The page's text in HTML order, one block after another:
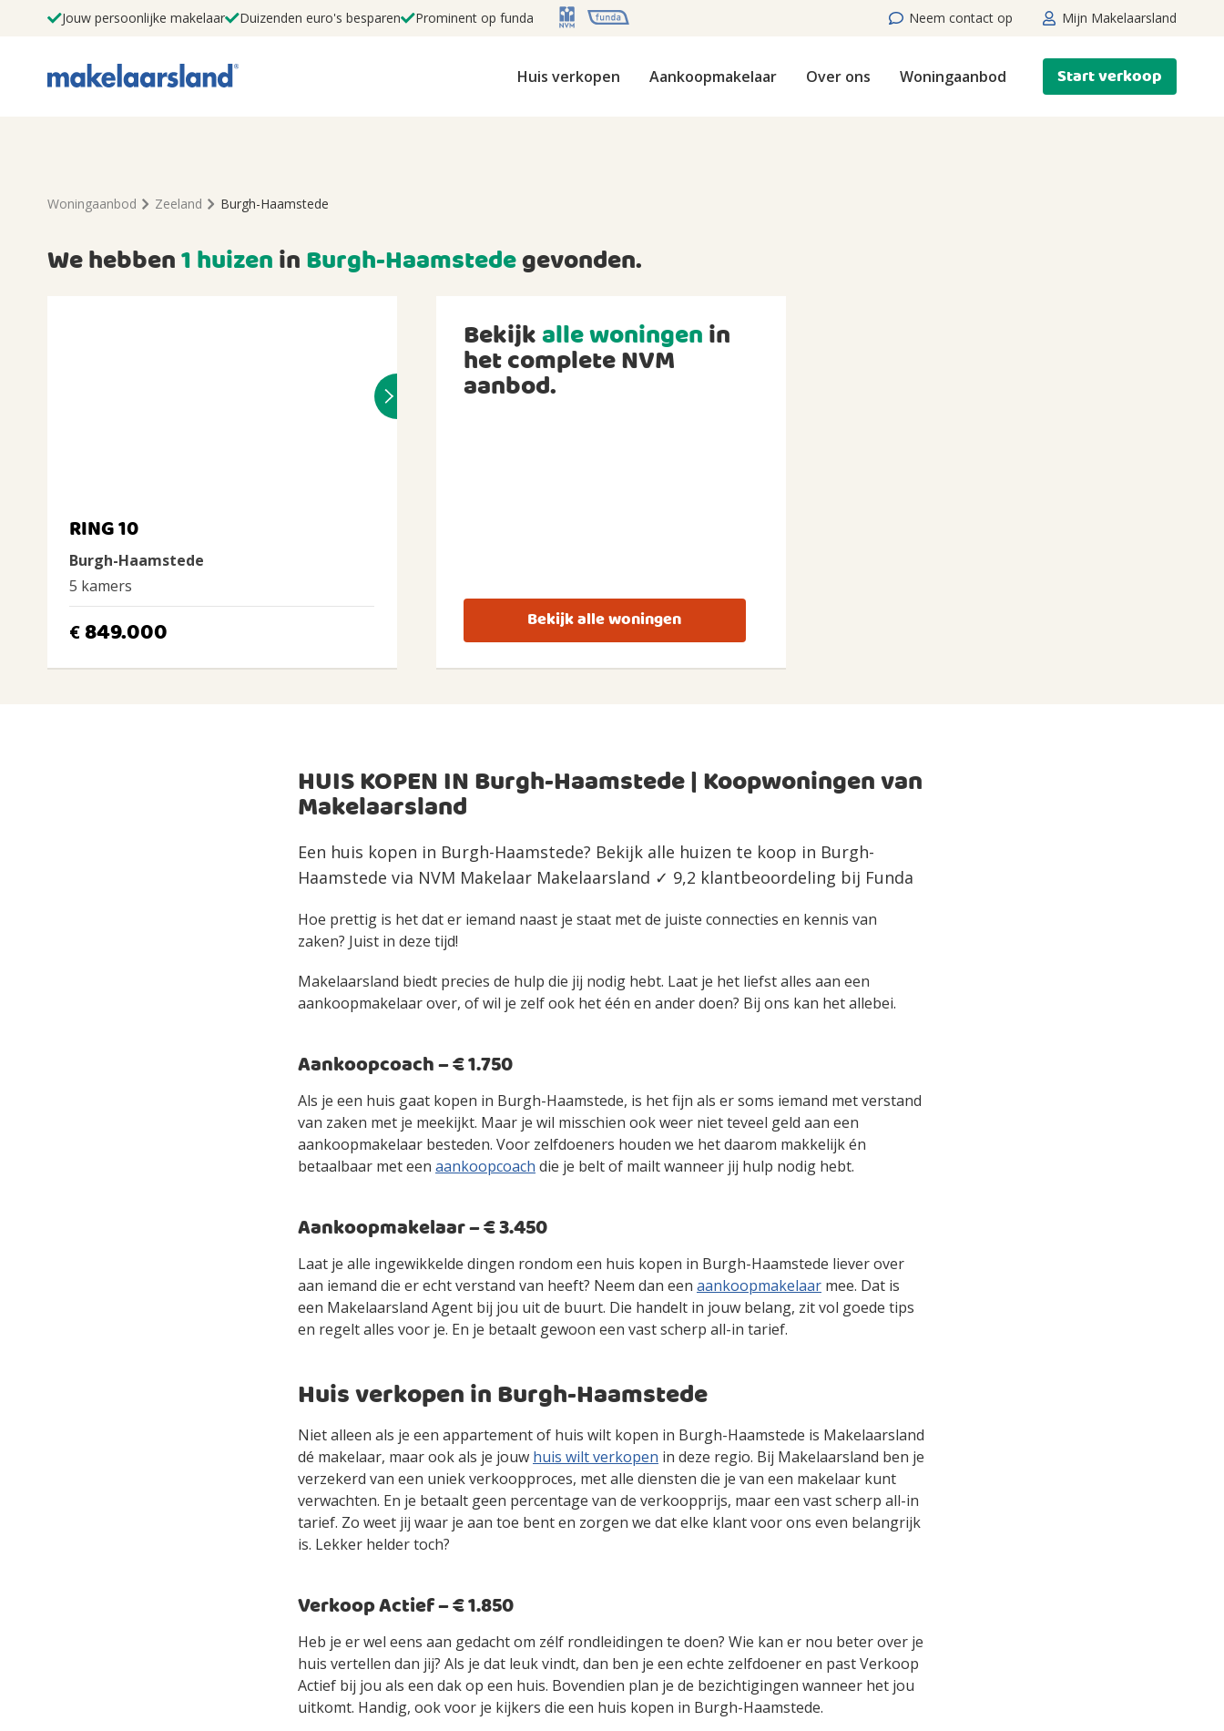
Jouw persoonlijke makelaar Duizenden euro's besparen Prominent op funda Neem contact op Mijn Makelaarsland
Huis verkopen Aankoopmakelaar Over ons Woningaanbod Start verkoop
Woningaanbod Zeeland Burgh-Haamstede
We hebben1 huizeninBurgh-Haamstedegevonden.
RING 10
Burgh-Haamstede
5 kamers
€ 849.000
Bekijkalle woningenin
het complete NVM
aanbod.
Bekijk alle woningen
HUIS KOPEN IN Burgh-Haamstede | Koopwoningen van
Makelaarsland
Een huis kopen in Burgh-Haamstede? Bekijk alle huizen te koop in Burgh-
Haamstede via NVM Makelaar Makelaarsland ✓ 9,2 klantbeoordeling bij Funda
Hoe prettig is het dat er iemand naast je staat met de juiste connecties en kennis van
zaken? Juist in deze tijd!
Makelaarsland biedt precies de hulp die jij nodig hebt. Laat je het liefst alles aan een
aankoopmakelaar over, of wil je zelf ook het één en ander doen? Bij ons kan het allebei.
Aankoopcoach – € 1.750
Als je een huis gaat kopen in Burgh-Haamstede, is het fijn als er soms iemand met verstand
van zaken met je meekijkt. Maar je wil misschien ook weer niet teveel geld aan een
aankoopmakelaar besteden. Voor zelfdoeners houden we het daarom makkelijk én
betaalbaar met een aankoopcoach die je belt of mailt wanneer jij hulp nodig hebt.
Aankoopmakelaar – € 3.450
Laat je alle ingewikkelde dingen rondom een huis kopen in Burgh-Haamstede liever over
aan iemand die er echt verstand van heeft? Neem dan een aankoopmakelaar mee. Dat is
een Makelaarsland Agent bij jou uit de buurt. Die handelt in jouw belang, zit vol goede tips
en regelt alles voor je. En je betaalt gewoon een vast scherp all-in tarief.
Huis verkopen in Burgh-Haamstede
Niet alleen als je een appartement of huis wilt kopen in Burgh-Haamstede is Makelaarsland
dé makelaar, maar ook als je jouw huis wilt verkopen in deze regio. Bij Makelaarsland ben je
verzekerd van een uniek verkoopproces, met alle diensten die je van een makelaar kunt
verwachten. En je betaalt geen percentage van de verkoopprijs, maar een vast scherp all-in
tarief. Zo weet jij waar je aan toe bent en zorgen we dat elke klant voor ons even belangrijk
is. Lekker helder toch?
Verkoop Actief – € 1.850
Heb je er wel eens aan gedacht om zélf rondleidingen te doen? Wie kan er nou beter over je
huis vertellen dan jij? Als je dat leuk vindt, dan ben je een echte zelfdoener en past Verkoop
Actief bij jou als een dak op een huis. Bovendien plan je de bezichtigingen wanneer het jou
uitkomt. Handig, ook voor je kijkers die een huis kopen in Burgh-Haamstede.